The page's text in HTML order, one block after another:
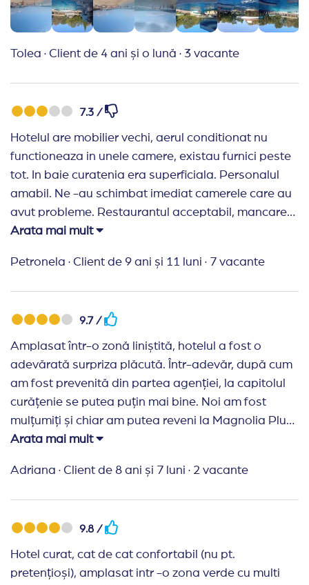
persoana.Plaja fiind la câteva sute de metri este o
plaja superbă și apa super curata. O vacanță
Tolea · Client de 4 ani și o lună · 3 vacante
7.3 /
Hotelul are mobilier vechi, aerul conditionat nu
functioneaza in unele camere, existau furnici peste
tot. In baie curatenia era superficiala. Personalul
amabil. Ne -au schimbat imediat camerele care au
avut probleme. Restaurantul acceptabil, mancare
diversificata, mesele erau imediat debarasate,
recomand acest hotel celor care au copii mici
rulanta. Plus pentru piscina. Curata, mare, ambient
placut.
Arata mai mult
Petronela · Client de 9 ani și 11 luni · 7 vacante
9.7 /
Amplasat într-o zonă liniștită, hotelul a fost o
adevărată surpriza plăcută. Într-adevăr, după cum
am fost prevenită din partea agenției, la capitolul
curățenie se putea puțin mai bine. Noi am fost
mulțumiți și chiar am putea reveni la Magnolia Plus.
Recomand Travelplanner:
plecăm în vacanță cu Traveling Planner. Le
amabilitate și nu în ultimul rând seriozitatea cu care
își tratează clienții. Recomand cu drag această
agenție și cu siguranță vom reveni pentru viitoarele
vacanțe.
Arata mai mult
Adriana · Client de 8 ani și 7 luni · 2 vacante
9.8 /
Hotel curat, cat de cat confortabil (nu pt.
pretențioși), amplasat intr -o zona verde cu multi